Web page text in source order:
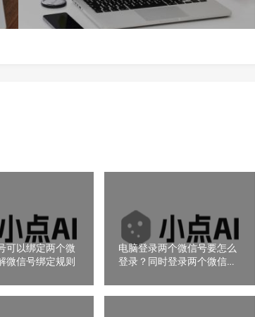
可以绑定两个微
微信号绑定规则
电脑登录两个微信号要怎么
登录？同时登录两个微信账